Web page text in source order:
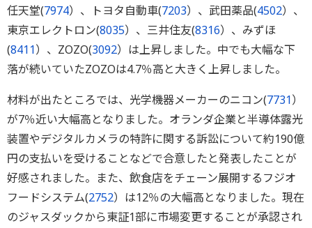
任天堂(7974）、トヨタ自動車(7203）、武田薬品(4502）、
東京エレクトロン(8035）、三井住友(8316）、みずほ
(8411）、ZOZO(3092）は上昇しました。中でも大幅な下
落が続いていたZOZOは4.7％高と大きく上昇しました。
材料が出たところでは、光学機器メーカーのニコン(7731）
が7％近い大幅高となりました。オランダ企業と半導体露光
装置やデジタルカメラの特許に関する訴訟について約190億
円の支払いを受けることなどで合意したと発表したことが
好感されました。また、飲食店をチェーン展開するフジオ
フードシステム(2752）は12％の大幅高となりました。現在
のジャスダックから東証1部に市場変更することが承認され